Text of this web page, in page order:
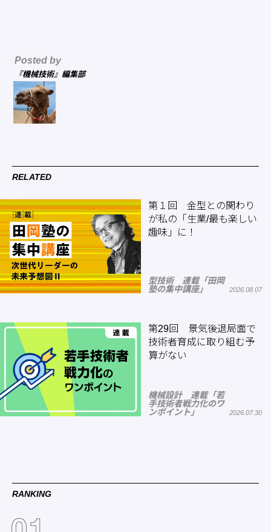
Posted by
『機械技術』編集部
RELATED
第１回 金型との関わり
が私の「生業/最も楽しい
趣味」に！
型技術 連載「田岡
塾の集中講座」
2026.08.07
第29回 景気後退局面で
技術者育成に取り組む予
算がない
機械設計 連載「若
手技術者戦力化のワ
ンポイント」
2026.07.30
RANKING